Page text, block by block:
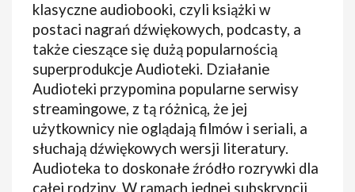
klasyczne audiobooki, czyli książki w
postaci nagrań dźwiękowych, podcasty, a
także cieszące się dużą popularnością
superprodukcje Audioteki. Działanie
Audioteki przypomina popularne serwisy
streamingowe, z tą różnicą, że jej
użytkownicy nie oglądają filmów i seriali, a
słuchają dźwiękowych wersji literatury.
Audioteka to doskonałe źródło rozrywki dla
całej rodziny. W ramach jednej subskrypcji